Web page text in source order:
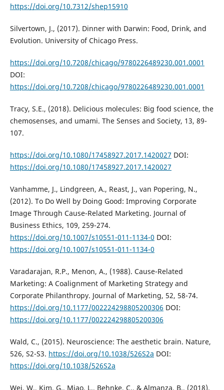
https://doi.org/10.7312/shep15910
Silvertown, J., (2017). Dinner with Darwin: Food, Drink, and
Evolution. University of Chicago Press.
https://doi.org/10.7208/chicago/9780226489230.001.0001
DOI:
https://doi.org/10.7208/chicago/9780226489230.001.0001
Tracy, S.E., (2018). Delicious molecules: Big food science, the
chemosenses, and umami. The Senses and Society, 13, 89-
107.
https://doi.org/10.1080/17458927.2017.1420027 DOI:
https://doi.org/10.1080/17458927.2017.1420027
Vanhamme, J., Lindgreen, A., Reast, J., van Popering, N.,
(2012). To Do Well by Doing Good: Improving Corporate
Image Through Cause-Related Marketing. Journal of
Business Ethics, 109, 259-274.
https://doi.org/10.1007/s10551-011-1134-0 DOI:
https://doi.org/10.1007/s10551-011-1134-0
Varadarajan, R.P., Menon, A., (1988). Cause-Related
Marketing: A Coalignment of Marketing Strategy and
Corporate Philanthropy. Journal of Marketing, 52, 58-74.
https://doi.org/10.1177/002224298805200306 DOI:
https://doi.org/10.1177/002224298805200306
Wald, C., (2015). Neuroscience: The aesthetic brain. Nature,
526, S2-S3. https://doi.org/10.1038/526S2a DOI:
https://doi.org/10.1038/526S2a
Wei, W., Kim, G., Miao, L., Behnke, C., & Almanza, B., (2018).